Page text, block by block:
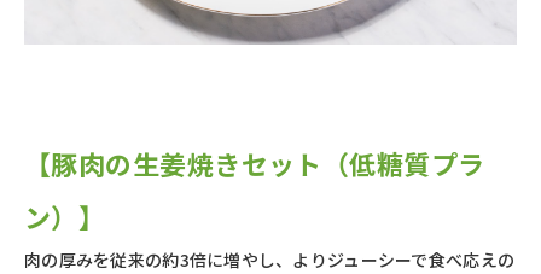
【豚肉の生姜焼きセット（低糖質プラ
ン） 】
肉の厚みを従来の約3倍に増やし、よりジューシーで食べ応えの